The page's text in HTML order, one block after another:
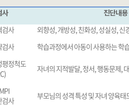
사 진단내용
검사
외향성, 개방성, 친화성, 성실성, 신
검사
학습과정에서 아동이 사용하는 학
정척도
자녀의 지적발달, 정서, 행동문제,
검사
부모님의 성격 특성 및 자녀 양육태